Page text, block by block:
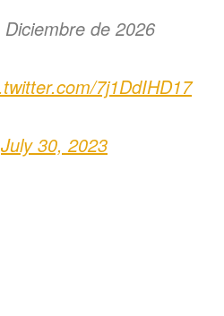
Diciembre de 2026
7j1DdIHD17
July 30, 2023